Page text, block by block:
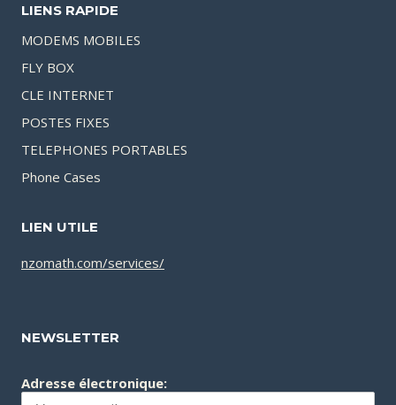
LIENS RAPIDE
MODEMS MOBILES
FLY BOX
CLE INTERNET
POSTES FIXES
TELEPHONES PORTABLES
Phone Cases
LIEN UTILE
nzomath.com/services/
NEWSLETTER
Adresse électronique: